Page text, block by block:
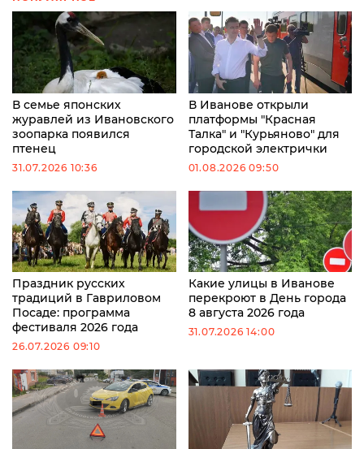
В семье японских
журавлей из Ивановского
зоопарка появился
птенец
31.07.2026 10:36
В Иванове открыли
платформы "Красная
Талка" и "Курьяново" для
городской электрички
01.08.2026 09:50
Праздник русских
традиций в Гавриловом
Посаде: программа
фестиваля 2026 года
26.07.2026 09:10
Какие улицы в Иванове
перекроют в День города
8 августа 2026 года
31.07.2026 14:00